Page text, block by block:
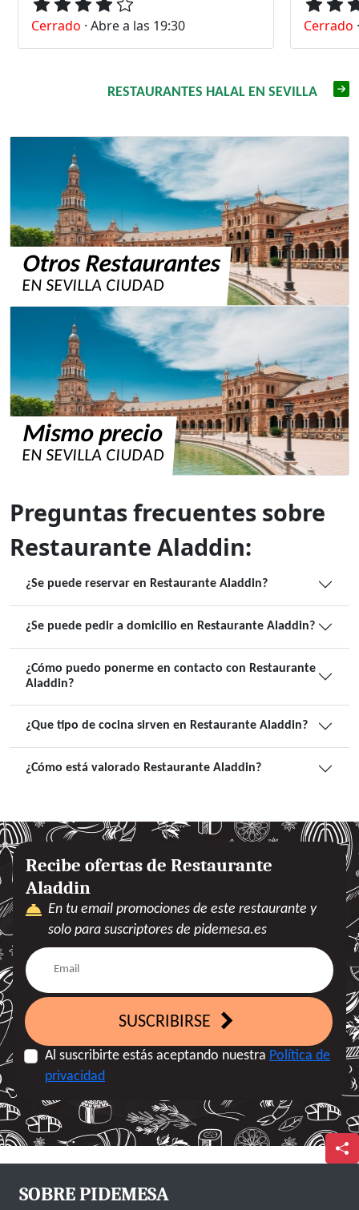
Cerrado · Abre a las 19:30 Cerrado ·
RESTAURANTES HALAL EN SEVILLA
Otros Restaurantes
EN SEVILLA CIUDAD
Mismo precio
EN SEVILLA CIUDAD
Preguntas frecuentes sobre
Restaurante Aladdin:
¿Se puede reservar en Restaurante Aladdin?
¿Se puede pedir a domicilio en Restaurante Aladdin?
¿Cómo puedo ponerme en contacto con Restaurante
Aladdin?
¿Que tipo de cocina sirven en Restaurante Aladdin?
¿Cómo está valorado Restaurante Aladdin?
Recibe ofertas de Restaurante
Aladdin
En tu email promociones de este restaurante y
solo para suscriptores de pidemesa.es
SUSCRIBIRSE
Al suscribirte estás aceptando nuestra Política de
privacidad
SOBRE PIDEMESA